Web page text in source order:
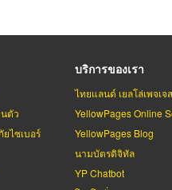
ตัว
ไซเบอร์
บริการของเรา
ไทยแลนด์ เยลโล่เพจเจส
YellowPages Online
YellowPages Blog
นามบัตรดิจิทัล
YP Chatbot